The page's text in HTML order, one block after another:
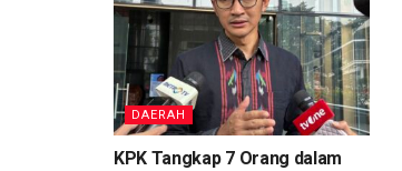
DAERAH
KPK Tangkap 7 Orang dalam